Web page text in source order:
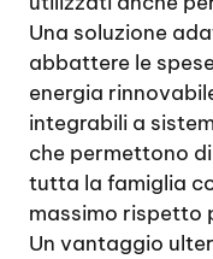
Una soluzione
abbattere le
energia
integrabili a
che permettono
tutta la famiglia
massimo rispetto
Un vantaggio